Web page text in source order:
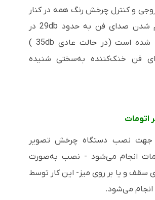
و کنترل چرخش رنگ همه در کنار
شدن صدای فن به حدود 29dbدر
شده است (در حالت عادی 35db
)
فن خنک‌کننده به‌سختی شنیده
اتومات
جهت نصب دستگاه چرخش تصویر
انجام می‌شود - نصب به‌صورت
سقف و یا بر روی میز- این کار توسط
انجام می‌شود.